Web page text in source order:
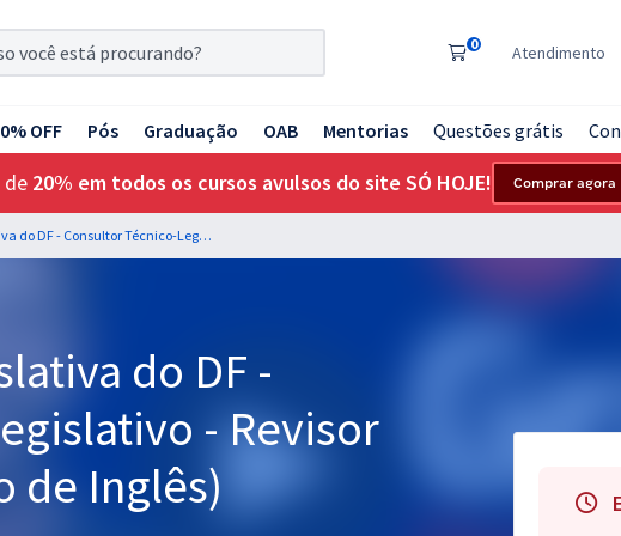
0 Atendimento
OFF Pós Graduação OAB Mentorias Questões grátis
de 20% em todos os cursos avulsos do site SÓ HOJE! Comprar agora
CLDF - Câmara Legislativa do DF - Consultor Técnico-Legislativo - Revisor de Texto (com opção de Inglês)
do DF -
- Revisor
de Inglês)